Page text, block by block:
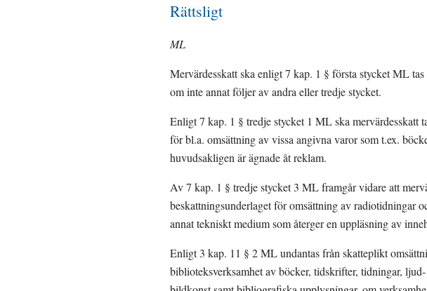
Rättsligt
ML
Mervärdesskatt ska enligt 7 kap. 1 § första stycket ML
om inte annat följer av andra eller tredje stycket.
Enligt 7 kap. 1 § tredje stycket 1 ML ska mervärdesskatt
för bl.a. omsättning av vissa angivna varor som t.ex.
huvudsakligen är ägnade åt reklam.
Av 7 kap. 1 § tredje stycket 3 ML framgår vidare att
beskattningsunderlaget för omsättning av radiotidningar
annat tekniskt medium som återger en uppläsning av
Enligt 3 kap. 11 § 2 ML undantas från skatteplikt
biblioteksverksamhet av böcker, tidskrifter, tidningar,